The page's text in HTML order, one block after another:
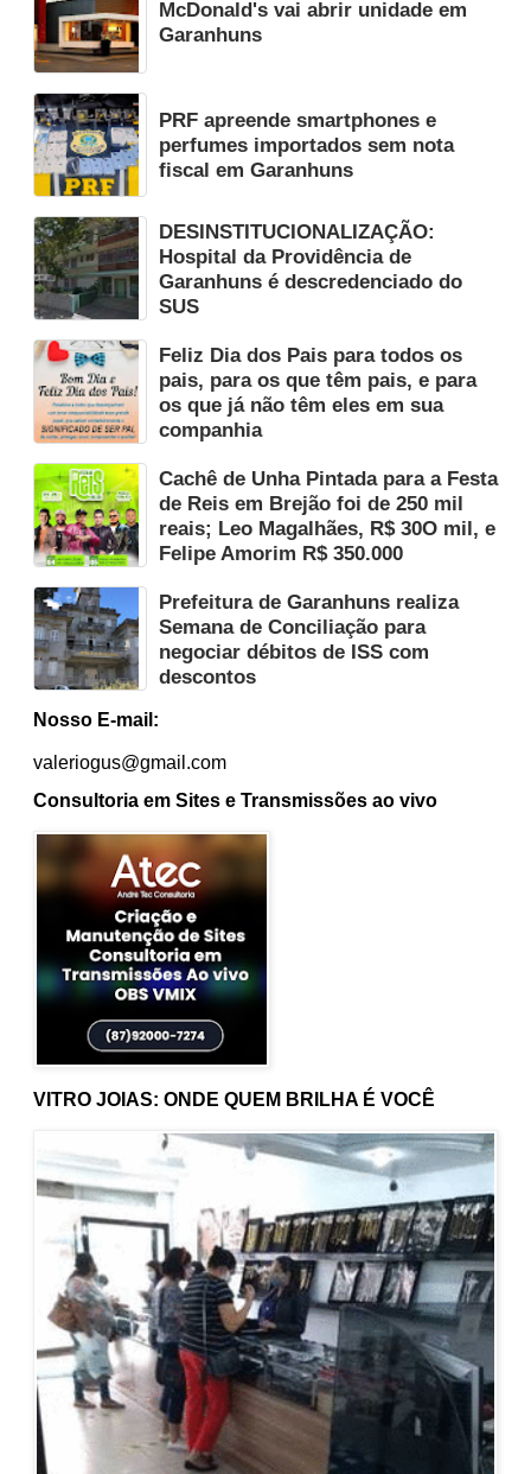
VITRO JOIAS: ONDE QUEM BRILHA É VOCÊ
McDonald's vai abrir unidade em
Garanhuns
PRF apreende smartphones e
perfumes importados sem nota
fiscal em Garanhuns
DESINSTITUCIONALIZAÇÃO:
Hospital da Providência de
Garanhuns é descredenciado do
SUS
Feliz Dia dos Pais para todos os
pais, para os que têm pais, e para
os que já não têm eles em sua
companhia
Cachê de Unha Pintada para a Festa
de Reis em Brejão foi de 250 mil
reais; Leo Magalhães, R$ 30O mil, e
Felipe Amorim R$ 350.000
Prefeitura de Garanhuns realiza
Semana de Conciliação para
negociar débitos de ISS com
descontos
Nosso E-mail:
valeriogus@gmail.com
Consultoria em Sites e Transmissões ao vivo